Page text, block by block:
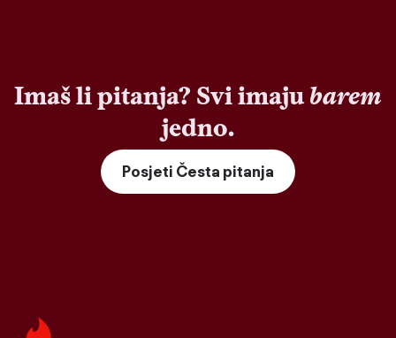
Imaš li pitanja? Svi imaju barem
jedno.
Posjeti Česta pitanja